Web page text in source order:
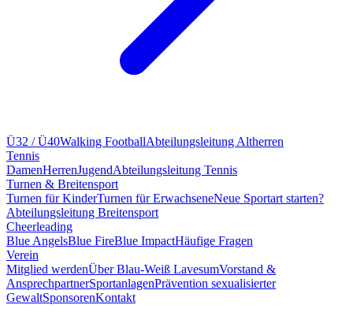
Ü32 / Ü40Walking FootballAbteilungsleitung Altherren
Tennis
DamenHerrenJugendAbteilungsleitung Tennis
Turnen & Breitensport
Turnen für KinderTurnen für ErwachseneNeue Sportart starten?
Abteilungsleitung Breitensport
Cheerleading
Blue AngelsBlue FireBlue ImpactHäufige Fragen
Verein
Mitglied werdenÜber Blau-Weiß LavesumVorstand &
AnsprechpartnerSportanlagenPrävention sexualisierter
GewaltSponsorenKontakt